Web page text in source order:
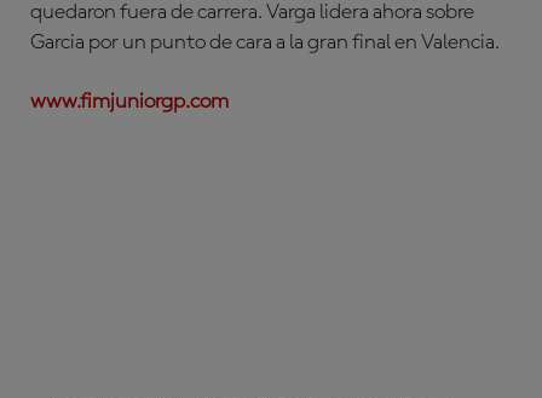
quedaron fuera de carrera. Varga lidera ahora sobre
Garcia por un punto de cara a la gran final en Valencia.
www.fimjuniorgp.com